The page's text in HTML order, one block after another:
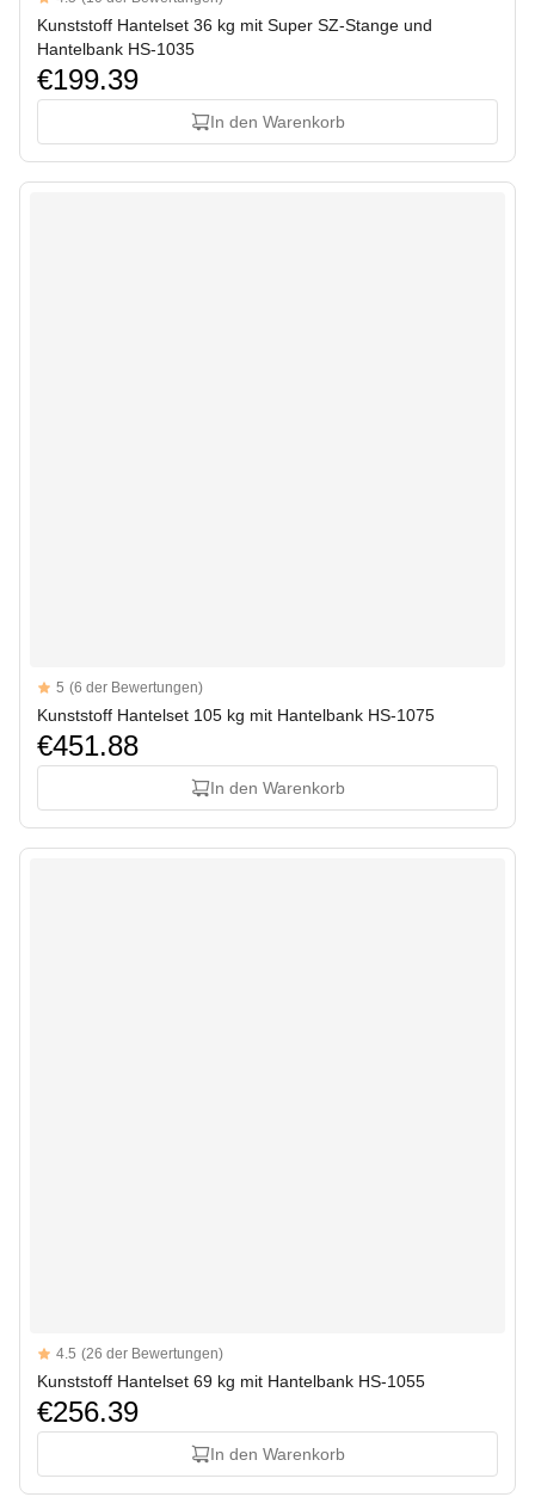
4.5 out of 5 stars
Kunststoff Hantelset 36 kg mit Super SZ-Stange und
Hantelbank HS-1035
€199.39
In den Warenkorb
Reviews
5 out of 5 stars
5 (6 der Bewertungen)
Kunststoff Hantelset 105 kg mit Hantelbank HS-1075
€451.88
In den Warenkorb
Reviews
4.5 out of 5 stars
4.5 (26 der Bewertungen)
Kunststoff Hantelset 69 kg mit Hantelbank HS-1055
€256.39
In den Warenkorb